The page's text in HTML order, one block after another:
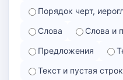
Порядок черт,
Слова
Слова и
Предложения
Текст и пустая